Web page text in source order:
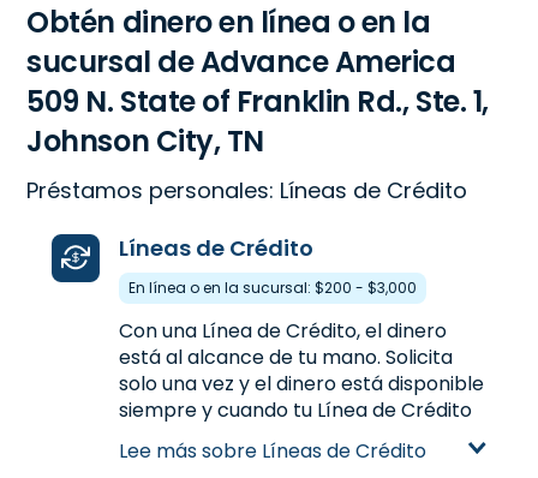
Obtén dinero en línea o en la
sucursal de Advance America
509 N. State of Franklin Rd., Ste. 1,
Johnson City, TN
Préstamos personales: Líneas de Crédito
Líneas de Crédito
En línea o en la sucursal: $200 - $3,000
Con una Línea de Crédito, el dinero
está al alcance de tu mano. Solicita
solo una vez y el dinero está disponible
siempre y cuando tu Línea de Crédito
permanezca abierta. Solicita una Línea
de Crédito personal en 509 N. State of
Lee más sobre Líneas de Crédito